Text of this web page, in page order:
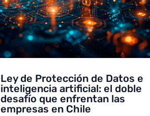
Ley de Protección de Datos e
inteligencia artificial: el doble
desafío que enfrentan las
empresas en Chile